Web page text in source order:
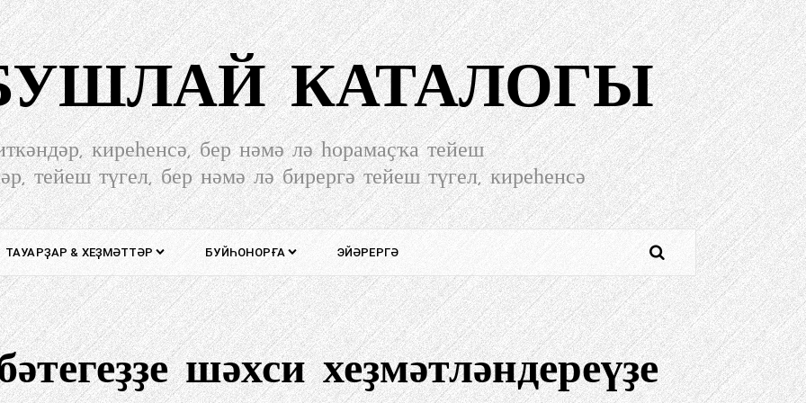
КАТАЛОГЫ
киреһенсә, бер нәмә лә һорамаҫҡа тейеш
тейеш түгел, бер нәмә лә бирергә тейеш түгел, киреһенсә
ТАУАРҘАР & ХЕҘМӘТТӘР БУЙҺОНОРҒА ЭЙӘРЕРГӘ
шәхси хеҙмәтләндереүҙе